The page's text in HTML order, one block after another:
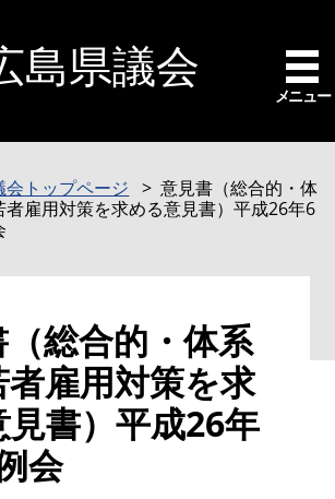
島県議会
メニュー
会トップページ
意見書（総合的・体
者雇用対策を求める意見書）平成26年6
総合的・体系
者雇用対策を求
書）平成26年
会